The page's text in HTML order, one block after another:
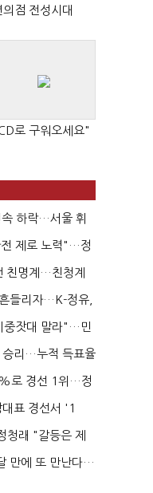
의점 전성시대
로 구워오세요"
하락…서울 휘
전 제로 노력"…정
친명계…친청계
들리자…K-정유,
중잣대 말라"…민
승리…누적 득표율
로 경선 1위…정
대표 경선서 '1
래 "갈등은 제
만에 또 만난다…